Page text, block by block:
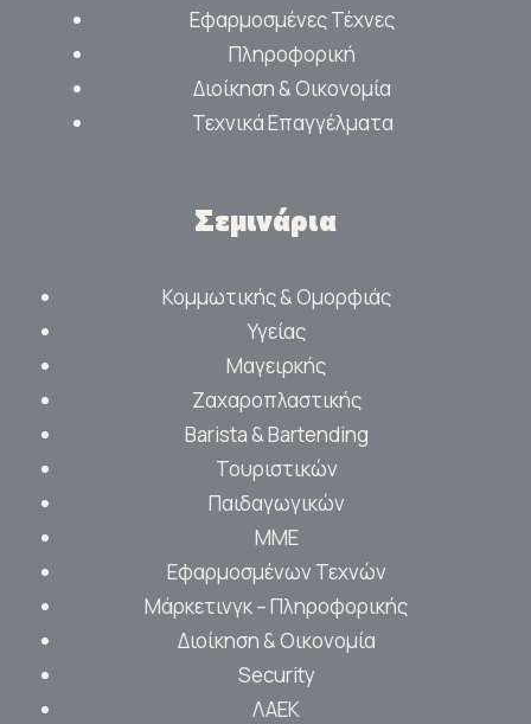
Εφαρμοσμένες Τέχνες
Πληροφορική
Διοίκηση & Οικονομία
Τεχνικά Επαγγέλματα
Σεμινάρια
Κομμωτικής & Ομορφιάς
Υγείας
Μαγειρκής
Ζαχαροπλαστικής
Barista & Bartending
Τουριστικών
Παιδαγωγικών
ΜΜΕ
Εφαρμοσμένων Τεχνών
Μάρκετινγκ – Πληροφορικής
Διοίκηση & Οικονομία
Security
ΛΑΕΚ